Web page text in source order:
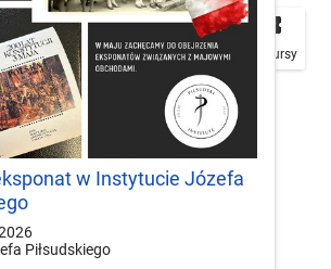

Plakaty

Mapa
local_play
Konkursy
w Instytucie Józefa
Piłsudskiego